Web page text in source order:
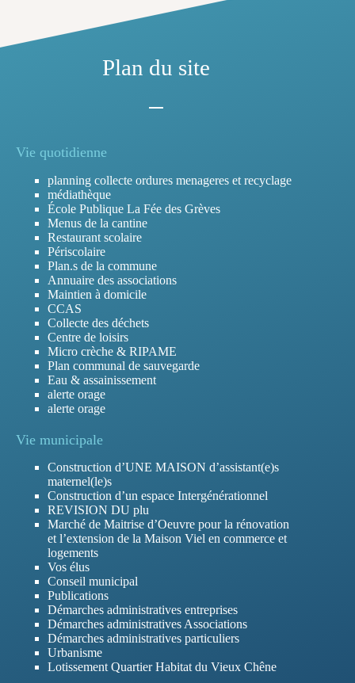
Plan du site
Vie quotidienne
planning collecte ordures menageres et recyclage
médiathèque
École Publique La Fée des Grèves
Menus de la cantine
Restaurant scolaire
Périscolaire
Plan.s de la commune
Annuaire des associations
Maintien à domicile
CCAS
Collecte des déchets
Centre de loisirs
Micro crèche & RIPAME
Plan communal de sauvegarde
Eau & assainissement
alerte orage
alerte orage
Vie municipale
Construction d’UNE MAISON d’assistant(e)s
maternel(le)s
Construction d’un espace Intergénérationnel
REVISION DU plu
Marché de Maitrise d’Oeuvre pour la rénovation
et l’extension de la Maison Viel en commerce et
logements
Vos élus
Conseil municipal
Publications
Démarches administratives entreprises
Démarches administratives Associations
Démarches administratives particuliers
Urbanisme
Lotissement Quartier Habitat du Vieux Chêne